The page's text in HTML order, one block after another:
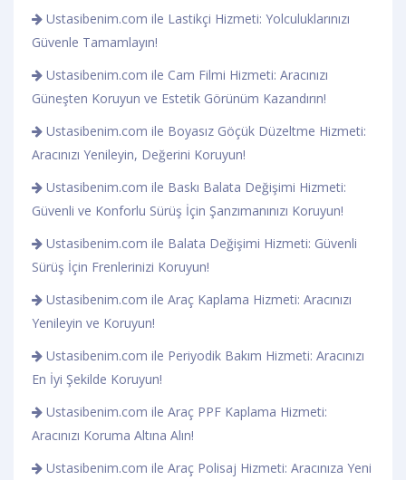
Ustasibenim.com ile Lastikçi Hizmeti: Yolculuklarınızı
Güvenle Tamamlayın!
Ustasibenim.com ile Cam Filmi Hizmeti: Aracınızı
Güneşten Koruyun ve Estetik Görünüm Kazandırın!
Ustasibenim.com ile Boyasız Göçük Düzeltme Hizmeti:
Aracınızı Yenileyin, Değerini Koruyun!
Ustasibenim.com ile Baskı Balata Değişimi Hizmeti:
Güvenli ve Konforlu Sürüş İçin Şanzımanınızı Koruyun!
Ustasibenim.com ile Balata Değişimi Hizmeti: Güvenli
Sürüş İçin Frenlerinizi Koruyun!
Ustasibenim.com ile Araç Kaplama Hizmeti: Aracınızı
Yenileyin ve Koruyun!
Ustasibenim.com ile Periyodik Bakım Hizmeti: Aracınızı
En İyi Şekilde Koruyun!
Ustasibenim.com ile Araç PPF Kaplama Hizmeti:
Aracınızı Koruma Altına Alın!
Ustasibenim.com ile Araç Polisaj Hizmeti: Aracınıza Yeni